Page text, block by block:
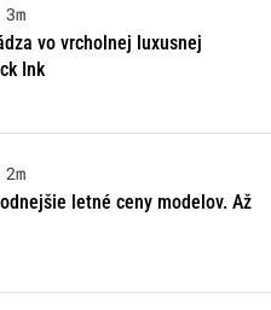
3m
vo vrcholnej luxusnej
Ink
2m
letné ceny modelov. Až